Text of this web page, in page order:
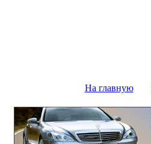
На главную